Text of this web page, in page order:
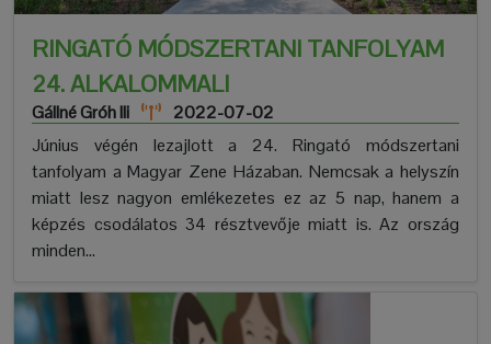
RINGATÓ MÓDSZERTANI TANFOLYAM
24. ALKALOMMAL!
Gállné Gróh Ili
2022-07-02
Június végén lezajlott a 24. Ringató módszertani
tanfolyam a Magyar Zene Házaban. Nemcsak a helyszín
miatt lesz nagyon emlékezetes ez az 5 nap, hanem a
képzés csodálatos 34 résztvevője miatt is. Az ország
minden...